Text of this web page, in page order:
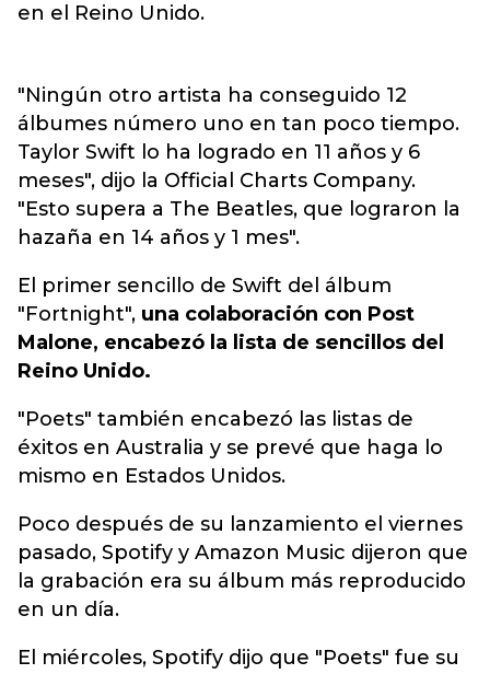
en el Reino Unido.
"Ningún otro artista ha conseguido 12
álbumes número uno en tan poco tiempo.
Taylor Swift lo ha logrado en 11 años y 6
meses", dijo la Official Charts Company.
"Esto supera a The Beatles, que lograron la
hazaña en 14 años y 1 mes".
El primer sencillo de Swift del álbum
"Fortnight", una colaboración con Post
Malone, encabezó la lista de sencillos del
Reino Unido.
"Poets" también encabezó las listas de
éxitos en Australia y se prevé que haga lo
mismo en Estados Unidos.
Poco después de su lanzamiento el viernes
pasado, Spotify y Amazon Music dijeron que
la grabación era su álbum más reproducido
en un día.
El miércoles, Spotify dijo que "Poets" fue su